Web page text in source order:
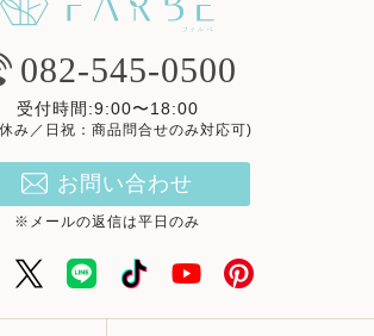
082-545-0500
受付時間:9:00〜18:00
み／日祝：商品問合せのみ対応可)
お問い合わせ
※メールの返信は平日のみ